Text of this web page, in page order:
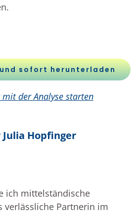
sofort herunterladen
der Analyse starten
Julia Hopfinger
ich mittelständische
verlässliche Partnerin im